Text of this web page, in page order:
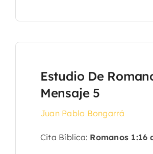
Estudio De
Mensaje 5
Juan Pablo Bongarrá
Cita Bíblica: Romanos 1:16